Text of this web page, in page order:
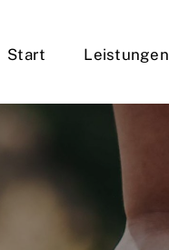
Start Leistungen